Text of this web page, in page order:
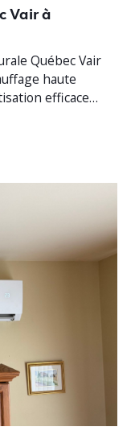
Vair à
Québec Vair
haute
efficace